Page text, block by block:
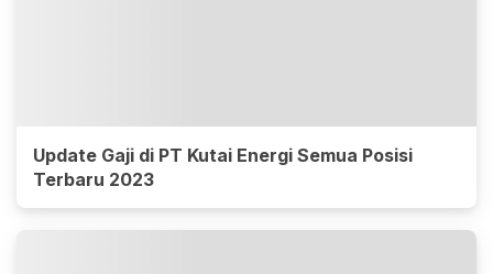
Update Gaji di PT Kutai Energi Semua Posisi
Terbaru 2023